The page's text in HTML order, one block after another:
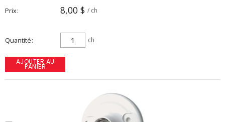
Prix 8,00 $ / ch
Quantité ch
AJOUTER AU
PANIER